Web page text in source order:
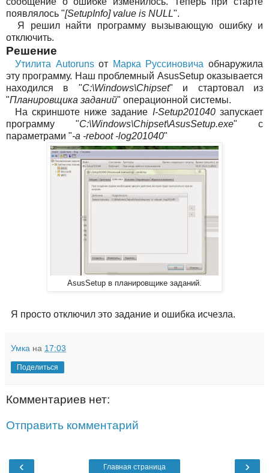
появлялось "[SetupInfo] value is NULL".
Я решил найти программу вызывающую ошибку и
отключить.
Решение
Утилита Autorunsот Марка Руссиновича обнаружила
эту программу. Наш проблемный AsusSetup оказывается
находился в "C:\Windows\Chipset" и стартовал из
"Планировщика заданий" операционной системы.
На скриншоте ниже задание I-Setup201040запускает
программу "C:\Windows\Chipset\AsusSetup.exe" с
параметрами "-a -reboot -log201040"
AsusSetup в планировщике заданий.
Я просто отключил это задание и ошибка исчезла.
Умка на 17:03
Поделиться
Комментариев нет:
Отправить комментарий
‹ ›
Главная страница